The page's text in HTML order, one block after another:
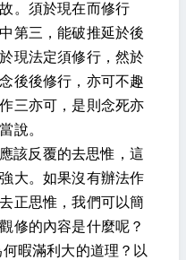
。須於現在而修行
第三，能破推延於後
現法定須修行，然於
後後修行，亦可不趣
三亦可，是則念死亦
說。
該反覆的去思惟，這
大。如果沒有辦法作
正思惟，我們可以簡
修的內容是什麼呢？
何暇滿利大的道理？以